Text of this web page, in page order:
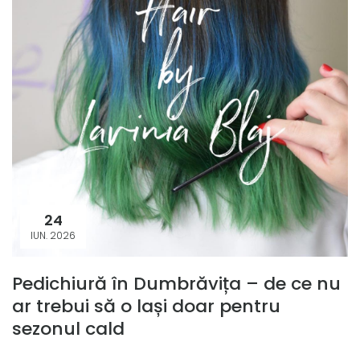
24
IUN. 2026
Pedichiură în Dumbrăvița – de ce nu
ar trebui să o lași doar pentru
sezonul cald